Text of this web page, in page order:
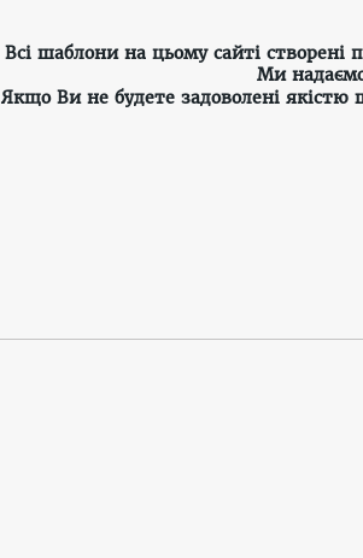
Всі шаблони на цьому сайті
Ми
Якщо Ви не будете задоволені